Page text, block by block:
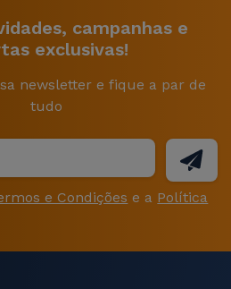
campanhas e
exclusivas!
newsletter e fique a par de
tudo
e Condições e a Política